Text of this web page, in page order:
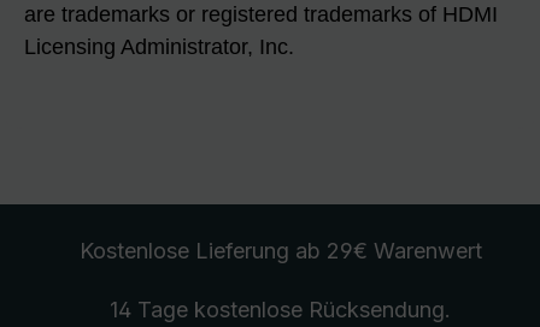
are trademarks or registered trademarks of HDMI
Licensing Administrator, Inc.
Kostenlose Lieferung ab 29€ Warenwert
14 Tage kostenlose Rücksendung.